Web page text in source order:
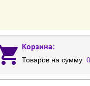
Корзина:
Товаров на сумму